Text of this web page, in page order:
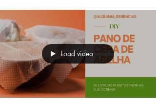
Load video